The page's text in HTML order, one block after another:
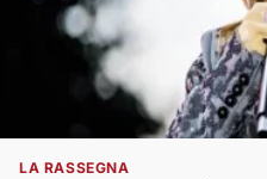
LA RASSEGNA